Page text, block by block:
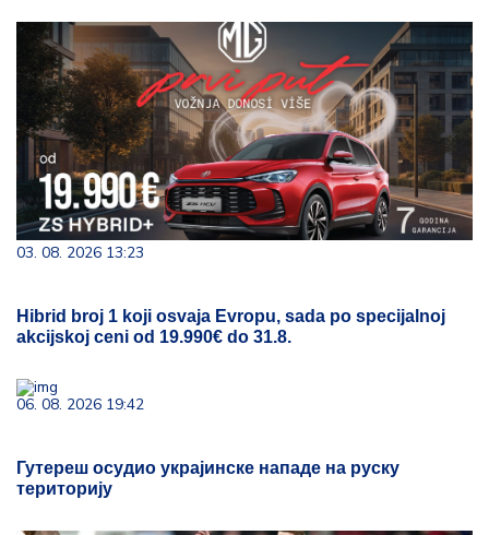
03. 08. 2026 13:23
Hibrid broj 1 koji osvaja Evropu, sada po specijalnoj
akcijskoj ceni od 19.990€ do 31.8.
06. 08. 2026 19:42
Гутереш осудио украјинске нападе на руску
територију